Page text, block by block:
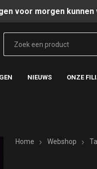
voor morgen
NIEUWS ONZE
Home Webshop